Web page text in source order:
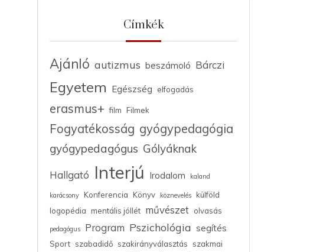
Címkék
Ajánló autizmus beszámoló Bárczi
Egyetem Egészség elfogadás
erasmus+ film Filmek
Fogyatékosság gyógypedagógia
gyógypedagógus Gólyáknak
Hallgató Interjú Irodalom kaland
karácsony Konferencia Könyv köznevelés
külföld
logopédia mentális jóllét művészet olvasás
pedagógus Program Pszichológia segítés
Sport szabadidő szakirányválasztás
szakmai